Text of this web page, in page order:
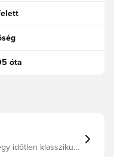
óta
időtlen klasszikus,